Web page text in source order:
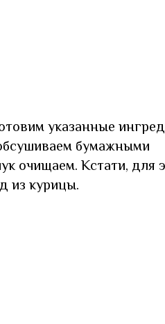
указанные
бумажными
очищаем. Кстати, для
из курицы.